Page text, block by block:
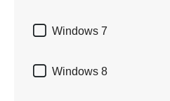
 Windows 7
 Windows 8